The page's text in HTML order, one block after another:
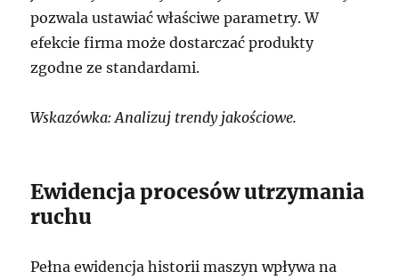
pozwala ustawiać właściwe parametry. W
efekcie firma może dostarczać produkty
zgodne ze standardami.
Wskazówka: Analizuj trendy jakościowe.
Ewidencja procesów utrzymania
ruchu
Pełna ewidencja historii maszyn wpływa na